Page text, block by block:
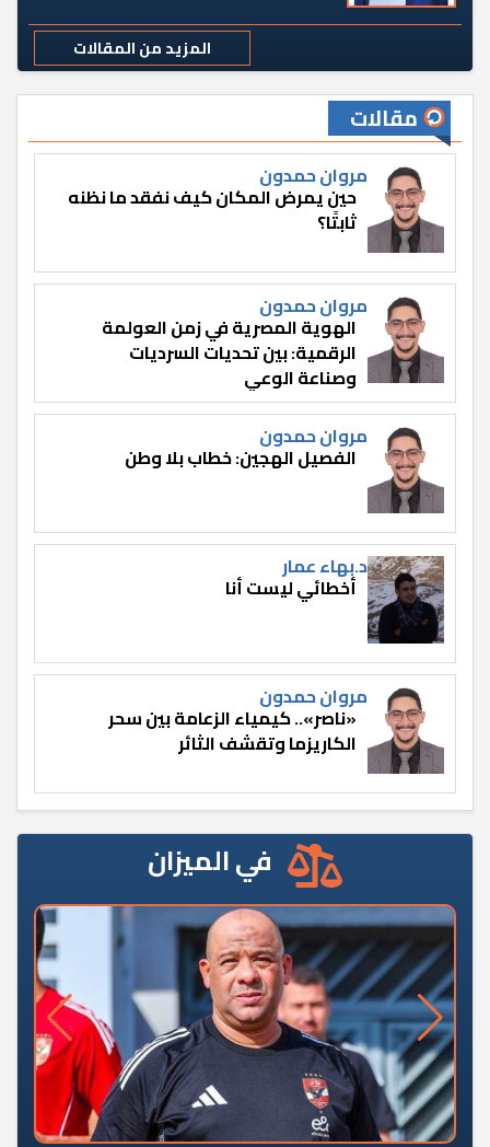
المزيد من المقالات
مقالات
مروان حمدون
حين يمرض المكان كيف نفقد ما نظنه
ثابتًا؟
مروان حمدون
الهوية المصرية في زمن العولمة
الرقمية: بين تحديات السرديات
وصناعة الوعي
مروان حمدون
الفصيل الهجين: خطاب بلا وطن
د.بهاء عمار
أخطائي ليست أنا
مروان حمدون
«ناصر».. كيمياء الزعامة بين سحر
الكاريزما وتقشف الثائر
في الميزان